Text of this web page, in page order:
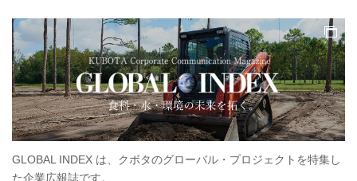
ロジェクトを特集し
クボタラグビー部「クボタスピアーズ」のオフ